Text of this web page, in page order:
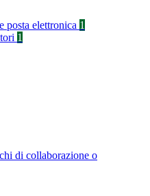
posta elettronica 1
1
di collaborazione o